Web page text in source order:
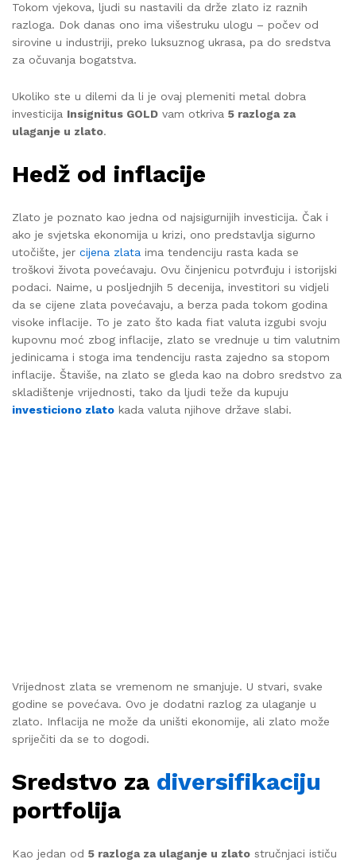
Tokom vjekova, ljudi su nastavili da drže zlato iz raznih
razloga. Dok danas ono ima višestruku ulogu – počev od
sirovine u industriji, preko luksuznog ukrasa, pa do sredstva
za očuvanja bogatstva.
Ukoliko ste u dilemi da li je ovaj plemeniti metal dobra
investicija Insignitus GOLD vam otkriva 5 razloga za
ulaganje u zlato.
Hedž od inflacije
Zlato je poznato kao jedna od najsigurnijih investicija. Čak i
ako je svjetska ekonomija u krizi, ono predstavlja sigurno
utočište, jer cijena zlata ima tendenciju rasta kada se
troškovi života povećavaju. Ovu činjenicu potvrđuju i istorijski
podaci. Naime, u posljednjih 5 decenija, investitori su vidjeli
da se cijene zlata povećavaju, a berza pada tokom godina
visoke inflacije. To je zato što kada fiat valuta izgubi svoju
kupovnu moć zbog inflacije, zlato se vrednuje u tim valutnim
jedinicama i stoga ima tendenciju rasta zajedno sa stopom
inflacije. Štaviše, na zlato se gleda kao na dobro sredstvo za
skladištenje vrijednosti, tako da ljudi teže da kupuju
investiciono zlato kada valuta njihove države slabi.
Vrijednost zlata se vremenom ne smanjuje. U stvari, svake
godine se povećava. Ovo je dodatni razlog za ulaganje u
zlato. Inflacija ne može da uništi ekonomije, ali zlato može
spriječiti da se to dogodi.
Sredstvo za diversifikaciju
portfolija
Kao jedan od 5 razloga za ulaganje u zlato stručnjaci ističu